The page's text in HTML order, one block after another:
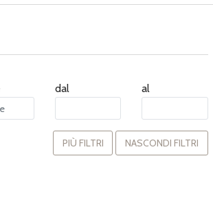
dal al
PIÙ FILTRI NASCONDI FILTRI